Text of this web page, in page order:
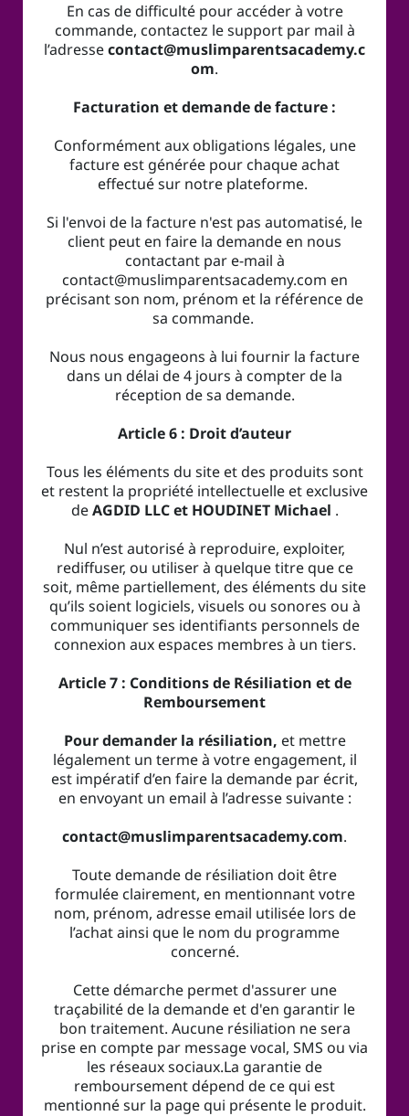
En cas de difficulté pour accéder à votre
commande, contactez le support par mail à
l’adressecontact@muslimparentsacademy.c
om.
Facturation et demande de facture :
Conformément aux obligations légales, une
facture est générée pour chaque achat
effectué sur notre plateforme.
Si l'envoi de la facture n'est pas automatisé, le
client peut en faire la demande en nous
contactant par e-mail à
contact@muslimparentsacademy.com en
précisant son nom, prénom et la référence de
sa commande.
Nous nous engageons à lui fournir la facture
dans un délai de 4 jours à compter de la
réception de sa demande.
Article 6 : Droit d’auteur
Tous les éléments du site et des produits sont
et restent la propriété intellectuelle et exclusive
deAGDID LLC et HOUDINET Michael .
Nul n’est autorisé à reproduire, exploiter,
rediffuser, ou utiliser à quelque titre que ce
soit, même partiellement, des éléments du site
qu’ils soient logiciels, visuels ou sonores ou à
communiquer ses identifiants personnels de
connexion aux espaces membres à un tiers.
Article 7 : Conditions de Résiliation et de
Remboursement
Pour demander la résiliation, et mettre
légalement un terme à votre engagement, il
est impératif d’en faire la demande par écrit,
en envoyant un email à l’adresse suivante :
contact@muslimparentsacademy.com.
Toute demande de résiliation doit être
formulée clairement, en mentionnant votre
nom, prénom, adresse email utilisée lors de
l’achat ainsi que le nom du programme
concerné.
Cette démarche permet d'assurer une
traçabilité de la demande et d'en garantir le
bon traitement. Aucune résiliation ne sera
prise en compte par message vocal, SMS ou via
les réseaux sociaux.La garantie de
remboursement dépend de ce qui est
mentionné sur la page qui présente le produit.